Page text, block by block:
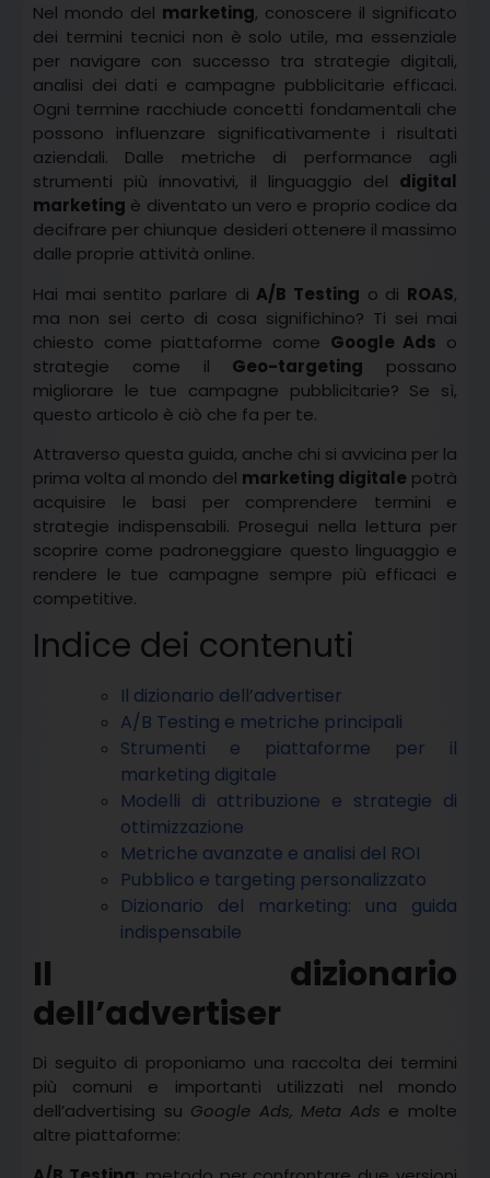
Nel mondo del marketing, conoscere il significato
dei termini tecnici non è solo utile, ma essenziale
per navigare con successo tra strategie digitali,
analisi dei dati e campagne pubblicitarie efficaci.
Ogni termine racchiude concetti fondamentali che
possono influenzare significativamente i risultati
aziendali. Dalle metriche di performance agli
strumenti più innovativi, il linguaggio del digital
marketing è diventato un vero e proprio codice da
decifrare per chiunque desideri ottenere il massimo
dalle proprie attività online.
Hai mai sentito parlare diA/B Testing o di ROAS,
ma non sei certo di cosa significhino? Ti sei mai
chiesto come piattaforme come Google Ads o
strategie come il Geo-targeting possano
migliorare le tue campagne pubblicitarie? Se sì,
questo articolo è ciò che fa per te.
Attraverso questa guida, anche chi si avvicina per la
prima volta al mondo del marketing digitale potrà
acquisire le basi per comprendere termini e
strategie indispensabili. Prosegui nella lettura per
scoprire come padroneggiare questo linguaggio e
rendere le tue campagne sempre più efficaci e
competitive.
Indice dei contenuti
Il dizionario dell’advertiser
A/B Testing e metriche principali
Strumenti e piattaforme per il
marketing digitale
Modelli di attribuzione e strategie di
ottimizzazione
Metriche avanzate e analisi del ROI
Pubblico e targeting personalizzato
Dizionario del marketing: una guida
indispensabile
Il dizionario
dell’advertiser
Di seguito di proponiamo una raccolta dei termini
più comuni e importanti utilizzati nel mondo
dell’advertising su Google Ads, Meta Ads e molte
altre piattaforme: